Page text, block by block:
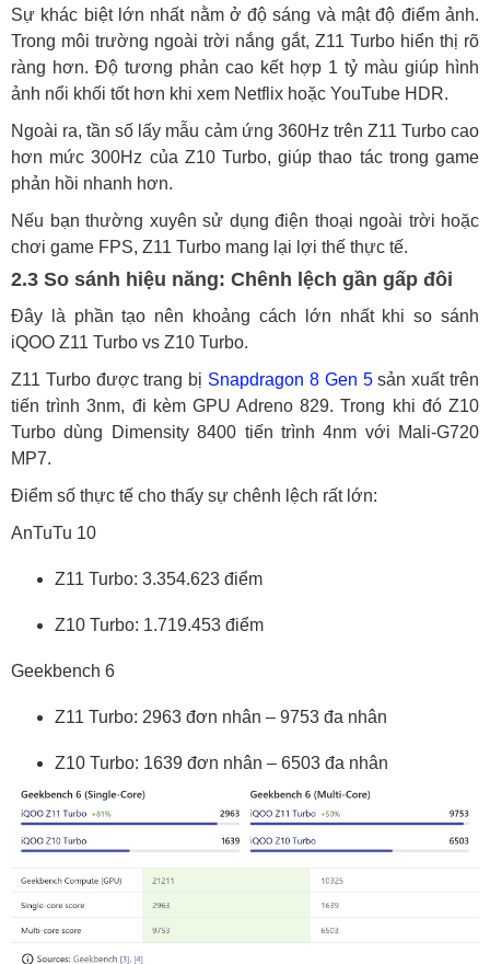
Sự khác biệt lớn nhất nằm ở độ sáng và mật độ điểm ảnh.
Trong môi trường ngoài trời nắng gắt, Z11 Turbo hiển thị rõ
ràng hơn. Độ tương phản cao kết hợp 1 tỷ màu giúp hình
ảnh nổi khối tốt hơn khi xem Netflix hoặc YouTube HDR.
Ngoài ra, tần số lấy mẫu cảm ứng 360Hz trên Z11 Turbo cao
hơn mức 300Hz của Z10 Turbo, giúp thao tác trong game
phản hồi nhanh hơn.
Nếu bạn thường xuyên sử dụng điện thoại ngoài trời hoặc
chơi game FPS, Z11 Turbo mang lại lợi thế thực tế.
2.3 So sánh hiệu năng: Chênh lệch gần gấp đôi
Đây là phần tạo nên khoảng cách lớn nhất khi so sánh
iQOO Z11 Turbo vs Z10 Turbo.
Z11 Turbo được trang bị Snapdragon 8 Gen 5sản xuất trên
tiến trình 3nm, đi kèm GPU Adreno 829. Trong khi đó Z10
Turbo dùng Dimensity 8400 tiến trình 4nm với Mali-G720
MP7.
Điểm số thực tế cho thấy sự chênh lệch rất lớn:
AnTuTu 10
Z11 Turbo: 3.354.623 điểm
Z10 Turbo: 1.719.453 điểm
Geekbench 6
Z11 Turbo: 2963 đơn nhân – 9753 đa nhân
Z10 Turbo: 1639 đơn nhân – 6503 đa nhân